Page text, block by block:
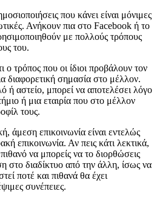
που κάνει είναι μόνιμες
Ανήκουν πια στο Facebook ή το
με πολλούς τρόπους
του.
τρόπος που οι ίδιοι προβάλουν τον
διαφορετική σημασία στο μέλλον.
ή αστείο, μπορεί να αποτελέσει λόγο
ή μια εταιρία που στο μέλλον
τους.
άμεση επικοινωνία είναι εντελώς
επικοινωνία. Αν πεις κάτι λεκτικά,
να μπορείς να το διορθώσεις
στο διαδίκτυο από την άλλη, ίσως να
ποτέ και πιθανά θα έχει
συνέπειες.